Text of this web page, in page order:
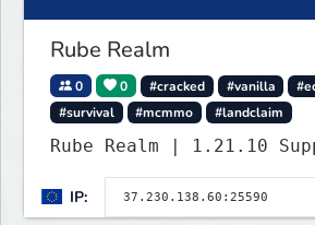
Rube Realm
0 0 #cracked #vanilla
#survival
#mcmmo #landclaim
Rube Realm | 1.21.10
IP: